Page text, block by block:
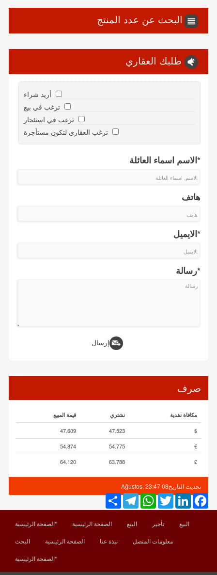
البحث عن عدد المنتج
طلبك العقاري
أريد شراء
ترغب في بيع
ترغب في استئجار
ترغب العقاري لتكون مستأجرة
*الاسم اسماء العائلة
هاتف
*الايميل
*رسالة
إرسال
صرف
مكافاة نقدية نشتري قيمة المبيع
$
47.523
47.609
€
54.775
54.874
£
63.788
64.120
تحديث التاريخ08 Ağustos, 23:47
*الصفحة الرئيسية الصفحة الرئيسية البيع تأجير البيع
البحث الصفحة الرئيسية نبذة عنا معلومات المتصل
*الصفحة الرئيسية
Facebook
LinkedIn
Twitter
WhatsApp
Telegram
Share